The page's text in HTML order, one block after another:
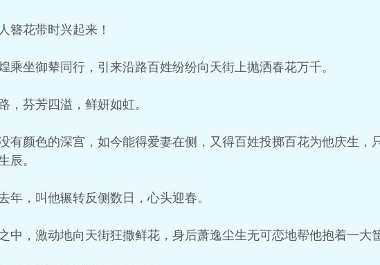
簪花带时兴起来！
乘坐御辇同行，引来沿路百姓纷纷向天街上抛洒春花万千。
，芬芳四溢，鲜妍如虹。
有颜色的深宫，如今能得爱妻在侧，又得百姓投掷百花为他庆生，
辰。
年，叫他辗转反侧数日，心头迎春。
中，激动地向天街狂撒鲜花，身后萧逸尘生无可恋地帮他抱着一大